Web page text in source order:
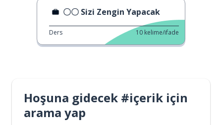
〇〇 Sizi Zengin Yapacak
Ders 10 kelime/ifade
Hoşuna gidecek #içerik için
arama yap